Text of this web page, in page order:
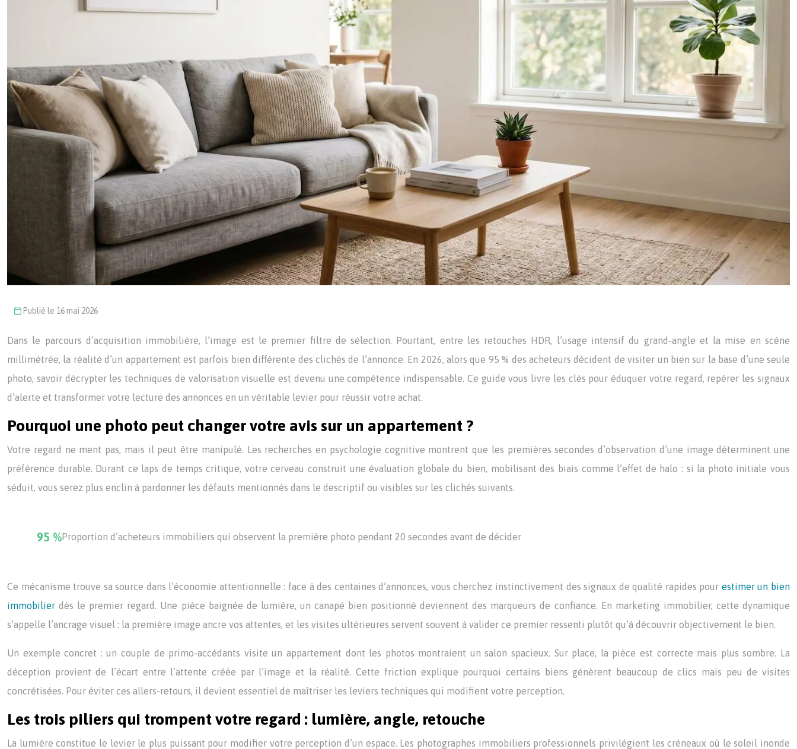
Publié le 16 mai 2026
Dans le parcours d’acquisition immobilière, l’image est le premier filtre de sélection. Pourtant, entre les retouches HDR, l’usage intensif du grand-angle et la mise en scène
millimétrée, la réalité d’un appartement est parfois bien différente des clichés de l’annonce. En 2026, alors que 95 % des acheteurs décident de visiter un bien sur la base d’une seule
photo, savoir décrypter les techniques de valorisation visuelle est devenu une compétence indispensable. Ce guide vous livre les clés pour éduquer votre regard, repérer les signaux
d’alerte et transformer votre lecture des annonces en un véritable levier pour réussir votre achat.
Pourquoi une photo peut changer votre avis sur un appartement ?
Votre regard ne ment pas, mais il peut être manipulé. Les recherches en psychologie cognitive montrent que les premières secondes d’observation d’une image déterminent une
préférence durable. Durant ce laps de temps critique, votre cerveau construit une évaluation globale du bien, mobilisant des biais comme l’effet de halo : si la photo initiale vous
séduit, vous serez plus enclin à pardonner les défauts mentionnés dans le descriptif ou visibles sur les clichés suivants.
95 %Proportion d’acheteurs immobiliers qui observent la première photo pendant 20 secondes avant de décider
Ce mécanisme trouve sa source dans l’économie attentionnelle : face à des centaines d’annonces, vous cherchez instinctivement des signaux de qualité rapides pour estimer un bien
immobilier dès le premier regard. Une pièce baignée de lumière, un canapé bien positionné deviennent des marqueurs de confiance. En marketing immobilier, cette dynamique
s’appelle l’ancrage visuel : la première image ancre vos attentes, et les visites ultérieures servent souvent à valider ce premier ressenti plutôt qu’à découvrir objectivement le bien.
Un exemple concret : un couple de primo-accédants visite un appartement dont les photos montraient un salon spacieux. Sur place, la pièce est correcte mais plus sombre. La
déception provient de l’écart entre l’attente créée par l’image et la réalité. Cette friction explique pourquoi certains biens génèrent beaucoup de clics mais peu de visites
concrétisées. Pour éviter ces allers-retours, il devient essentiel de maîtriser les leviers techniques qui modifient votre perception.
Les trois piliers qui trompent votre regard : lumière, angle, retouche
La lumière constitue le levier le plus puissant pour modifier votre perception d’un espace. Les photographes immobiliers professionnels privilégient les créneaux où le soleil inonde